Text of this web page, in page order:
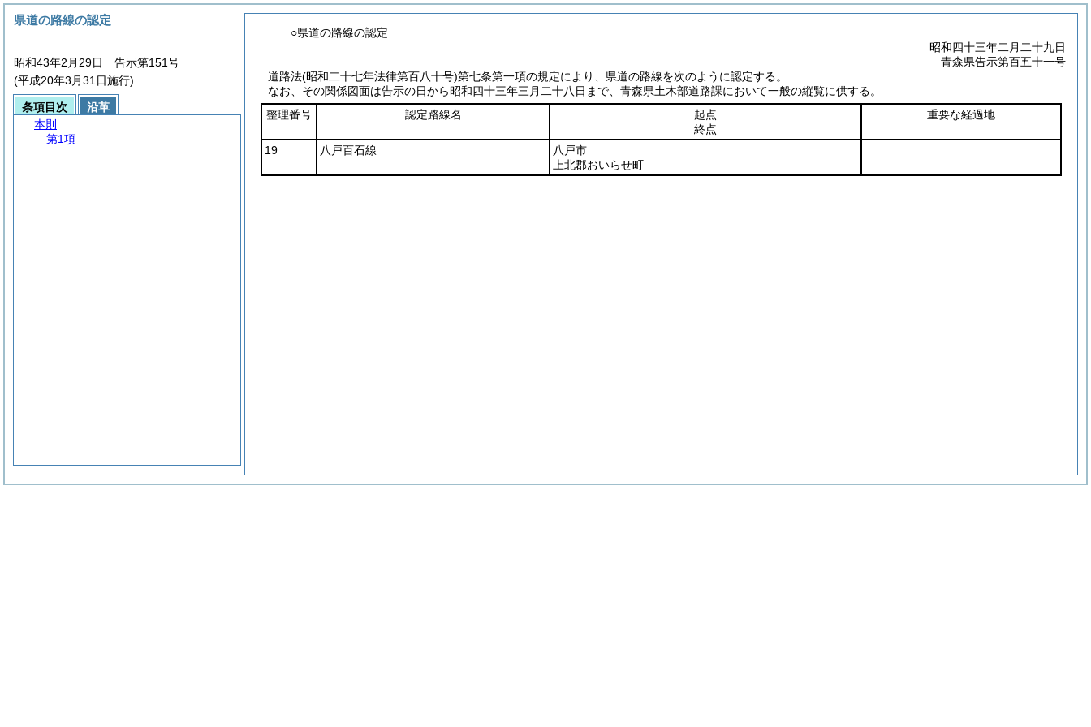
○県道の路線の認定
昭和四十三年二月二十九日
青森県告示第百五十一号
道路法(昭和二十七年法律第百八十号)第七条第一項の規定により、県道の路線を次のように認定する。
なお、その関係図面は告示の日から昭和四十三年三月二十八日まで、青森県土木部道路課において一般の縦覧に供する。
整理番号
認定路線名
起点
終点
重要な経過地
19 八戸百石線
八戸市
上北郡おいらせ町
県道の路線の認定
昭和43年2月29日 告示第151号
(平成20年3月31日施行)
条項目次
沿革
本則
第1項